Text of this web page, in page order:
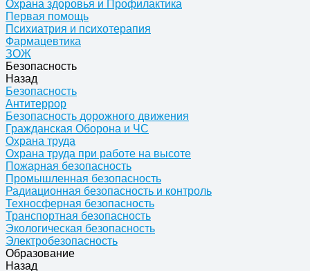
Охрана здоровья и Профилактика
Первая помощь
Психиатрия и психотерапия
Фармацевтика
ЗОЖ
Безопасность
Назад
Безопасность
Антитеррор
Безопасность дорожного движения
Гражданская Оборона и ЧС
Охрана труда
Охрана труда при работе на высоте
Пожарная безопасность
Промышленная безопасность
Радиационная безопасность и контроль
Техносферная безопасность
Транспортная безопасность
Экологическая безопасность
Электробезопасность
Образование
Назад